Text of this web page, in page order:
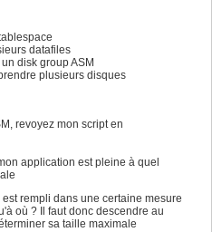
datafiles
disk group ASM
plusieurs disques
revoyez mon script en
application est pleine à quel
rempli dans une certaine mesure
où ? Il faut donc descendre au
sa taille maximale